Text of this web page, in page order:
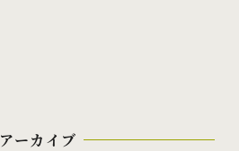
アーカイブ